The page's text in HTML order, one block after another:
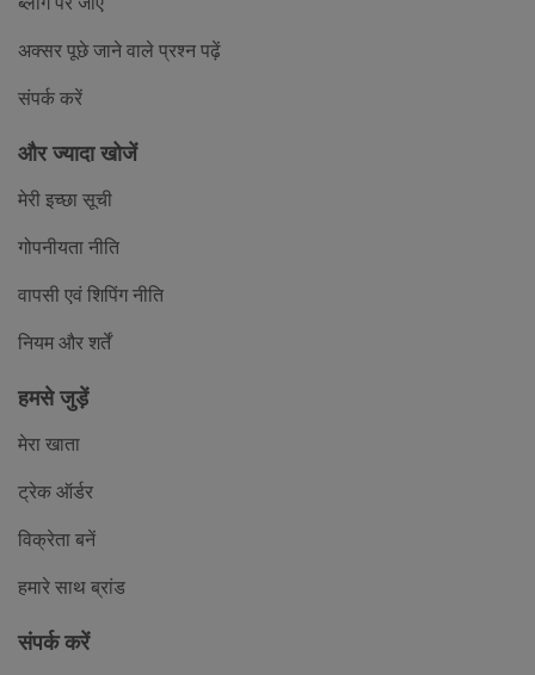
अक्सर पूछे जाने वाले प्रश्न पढ़ें
संपर्क करें
और ज्यादा खोजें
मेरी इच्छा सूची
गोपनीयता नीति
वापसी एवं शिपिंग नीति
नियम और शर्तें
हमसे जुड़ें
मेरा खाता
ट्रेक ऑर्डर
विक्रेता बनें
हमारे साथ ब्रांड
संपर्क करें